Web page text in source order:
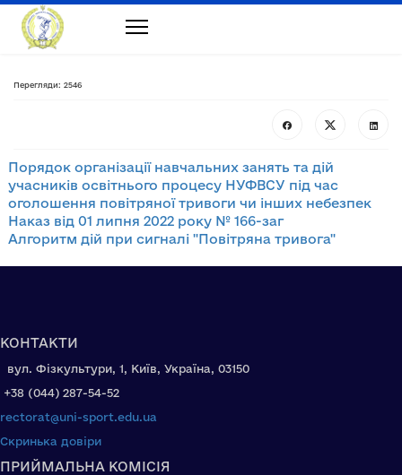
Перегляди: 2546
Порядок організації навчальних занять та дій
учасників освітнього процесу НУФВСУ під час
оголошення повітряної тривоги чи інших небезпек
Наказ від 01 липня 2022 року № 166-заг
Алгоритм дій при сигналі "Повітряна тривога"
КОНТАКТИ
вул. Фізкультури, 1, Київ, Україна, 03150
+38 (044) 287-54-52
rectorat@uni-sport.edu.ua
Скринька довіри
ПРИЙМАЛЬНА КОМІСІЯ